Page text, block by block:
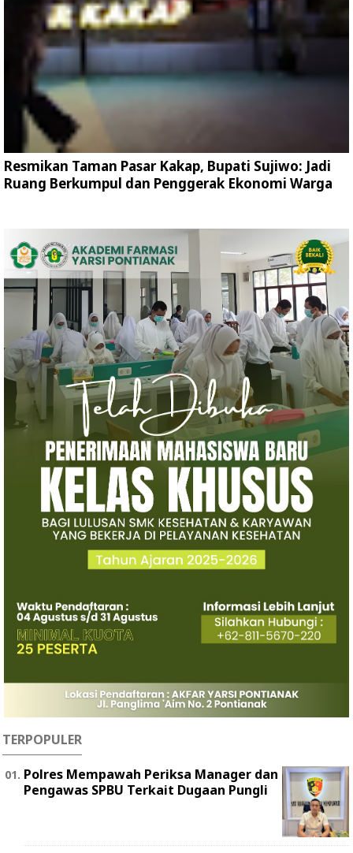
Resmikan Taman Pasar Kakap, Bupati Sujiwo: Jadi
Ruang Berkumpul dan Penggerak Ekonomi Warga
TERPOPULER
Polres Mempawah Periksa Manager dan
Pengawas SPBU Terkait Dugaan Pungli